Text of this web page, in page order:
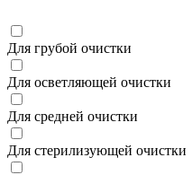
Для грубой очистки
Для осветляющей очистки
Для средней очистки
Для стерилизующей очистки